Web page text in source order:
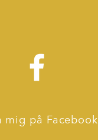
mig på Facebook